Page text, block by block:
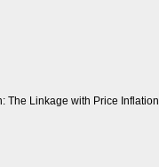
The Linkage with Price Inflation